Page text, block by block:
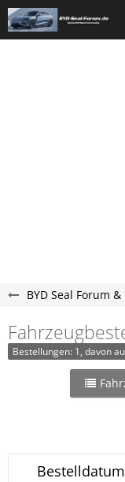
BYD Seal Forum
Bestellungen: 1, davon
Bestelldatum